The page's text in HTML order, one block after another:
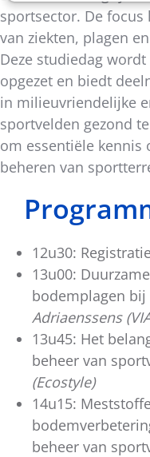
sportsector. De
van ziekten, plagen
Deze studiedag
opgezet en biedt
in milieuvriendelijke
sportvelden gezond
om essentiële kennis
beheren van
12u30:
13u00:
bodemplagen
Adriaenssens
13u45: Het
beheer van
(Ecostyle)
14u15:
beheer van